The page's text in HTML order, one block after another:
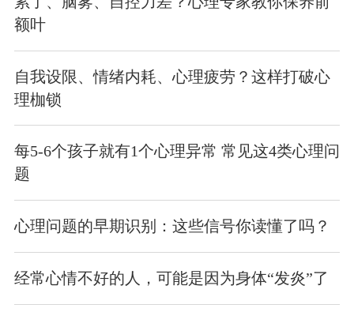
额叶
自我设限、情绪内耗、心理疲劳？这样打破心
理枷锁
每5-6个孩子就有1个心理异常 常见这4类心理问
题
心理问题的早期识别：这些信号你读懂了吗？
经常心情不好的人，可能是因为身体“发炎”了